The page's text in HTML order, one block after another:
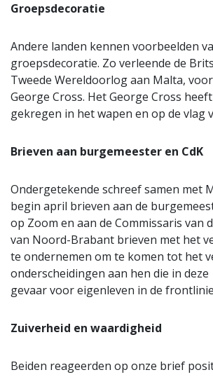
Groepsdecoratie
Andere landen kennen voorbeelden
groepsdecoratie. Zo verleende de
Tweede Wereldoorlog aan Malta,
George Cross. Het George Cross
gekregen in het wapen en op de vlag
Brieven aan burgemeester en CdK
Ondergetekende schreef samen met
begin april brieven aan de
op Zoom en aan de Commissaris van
van Noord-Brabant brieven met het
te ondernemen om te komen tot het
onderscheidingen aan hen die in deze
gevaar voor eigenleven in de
Zuiverheid en waardigheid
Beiden reageerden op onze brief